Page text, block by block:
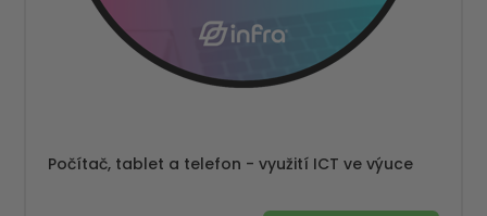
Počítač, tablet a telefon - využití ICT ve výuce